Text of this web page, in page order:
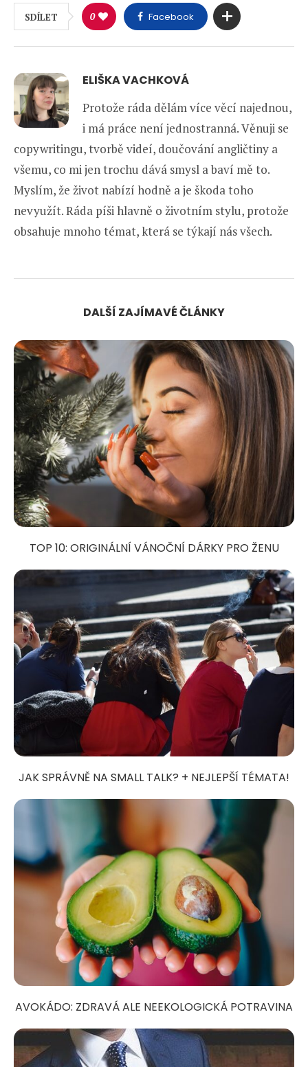
SDÍLET 0 Facebook
ELIŠKA VACHKOVÁ
Protože ráda dělám více věcí najednou,
i má práce není jednostranná. Věnuji se
copywritingu, tvorbě videí, doučování angličtiny a
všemu, co mi jen trochu dává smysl a baví mě to.
Myslím, že život nabízí hodně a je škoda toho
nevyužít. Ráda píši hlavně o životním stylu, protože
obsahuje mnoho témat, která se týkají nás všech.
DALŠÍ ZAJÍMAVÉ ČLÁNKY
TOP 10: ORIGINÁLNÍ VÁNOČNÍ DÁRKY PRO ŽENU
JAK SPRÁVNĚ NA SMALL TALK? + NEJLEPŠÍ TÉMATA!
AVOKÁDO: ZDRAVÁ ALE NEEKOLOGICKÁ POTRAVINA